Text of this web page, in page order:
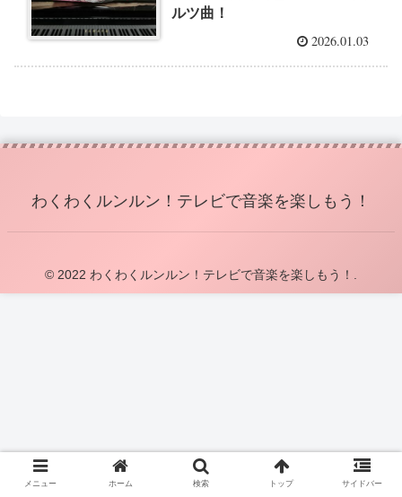
ルツ曲！
2026.01.03
わくわくルンルン！テレビで音楽を楽しもう！
© 2022 わくわくルンルン！テレビで音楽を楽しもう！.
メニュー ホーム 検索 トップ サイドバー